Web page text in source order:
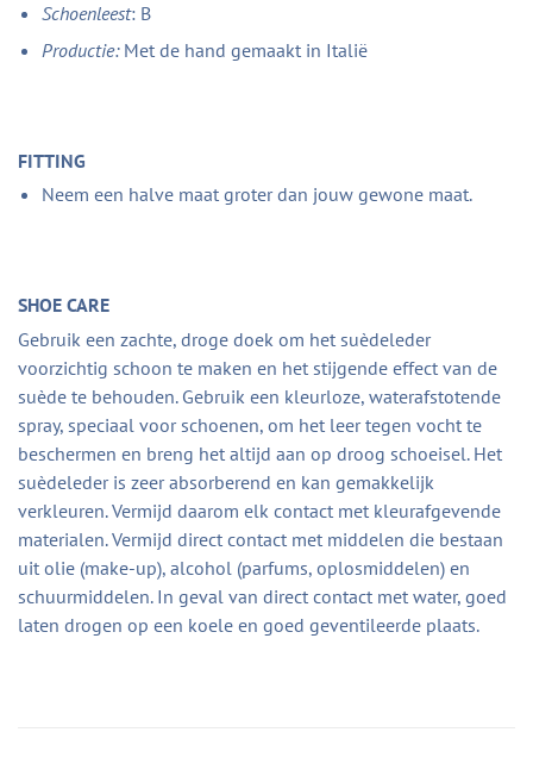
Schoenleest: B
Productie:Met de hand gemaakt in Italië
FITTING
Neem een halve maat groter dan jouw gewone maat.
SHOE CARE
Gebruik een zachte, droge doek om het suèdeleder
voorzichtig schoon te maken en het stijgende effect van de
suède te behouden. Gebruik een kleurloze, waterafstotende
spray, speciaal voor schoenen, om het leer tegen vocht te
beschermen en breng het altijd aan op droog schoeisel. Het
suèdeleder is zeer absorberend en kan gemakkelijk
verkleuren. Vermijd daarom elk contact met kleurafgevende
materialen. Vermijd direct contact met middelen die bestaan
uit olie (make-up), alcohol (parfums, oplosmiddelen) en
schuurmiddelen. In geval van direct contact met water, goed
laten drogen op een koele en goed geventileerde plaats.